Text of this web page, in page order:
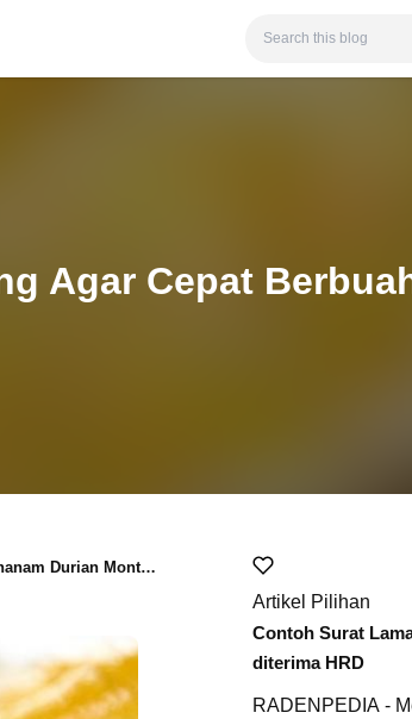
Agar Cepat
Montong Agar Cepat Berbuah
Artikel Pilihan
Contoh Surat
diterima HRD
RADENPEDIA - Memiliki sebuah